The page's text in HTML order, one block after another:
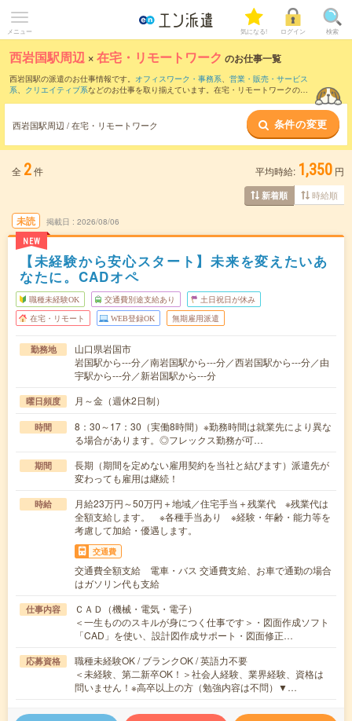
メニュー 気になる! ログイン 検索
西岩国駅周辺 ×在宅・リモートワーク のお仕事一覧
西岩国駅の派遣のお仕事情報です。 オフィスワーク・事務系、 営業・販売・サービス
系、 クリエイティブ系などのお仕事を取り揃えています。在宅・リモートワークの条
西岩国駅周辺 / 在宅・リモートワーク 条件の変更
全 2件 平均時給: 1,350 円
新着順 時給順
未読
NEW
掲載日 2026/08/06
【未経験から安心スタート】未来を変えたいあ
なたに。CADオペ
職種未経験OK 交通費別途支給あり 土日祝日が休み
在宅・リモート WEB登録OK 無期雇用派遣
勤務地
山口県岩国市
岩国駅から---分／南岩国駅から---分／西岩国駅から---分／由
宇駅から---分／新岩国駅から---分
曜日頻度 月～金（週休2日制）
時間
8：30～17：30（実働8時間）※勤務時間は就業先により異な
る場合があります。◎フレックス勤務が可…
期間
長期（期間を定めない雇用契約を当社と結びます）派遣先が
変わっても雇用は継続！
時給
月給23万円～50万円＋地域／住宅手当＋残業代 ※残業代は
全額支給します。 ※各種手当あり ※経験・年齢・能力等を
考慮して加給・優遇します。
交通費
交通費全額支給 電車・バス 交通費支給、お車で通勤の場合
はガソリン代も支給
仕事内容
ＣＡＤ（機械・電気・電子）
＜一生もののスキルが身につく仕事です＞・図面作成ソフト
「CAD」を使い、設計図作成サポート・図面修正…
応募資格
職種未経験OK / ブランクOK / 英語力不要
＜未経験、第二新卒OK！＞社会人経験、業界経験、資格は
問いません！※高卒以上の方（勉強内容は不問）▼…